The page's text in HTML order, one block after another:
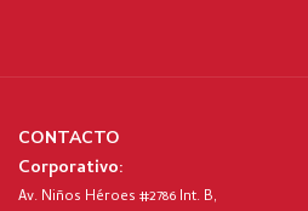
CONTACTO
Corporativo:
Av. Niños Héroes #2786 Int. B,